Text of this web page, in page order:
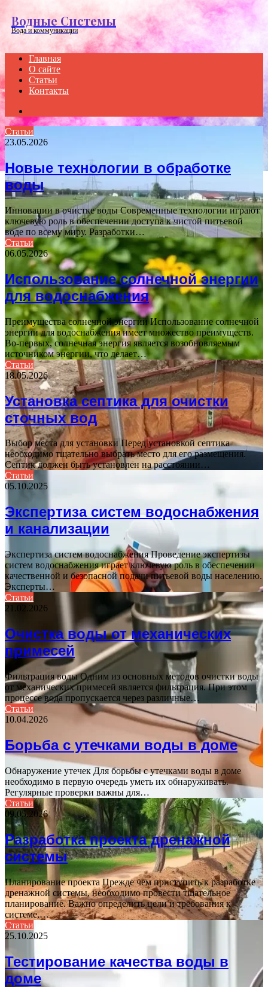
Водные Системы
Вода и коммуникации
Главная
О сайте
Статьи
Контакты
for
Статьи
23.05.2026
Новые технологии в обработке
воды
Инновации в очистке воды Современные технологии играют
ключевую роль в обеспечении доступа к чистой питьевой
воде по всему миру. Разработки…
Статьи
06.05.2026
Использование солнечной энергии
для водоснабжения
Преимущества солнечной энергии Использование солнечной
энергии для водоснабжения имеет множество преимуществ.
Во-первых, солнечная энергия является возобновляемым
источником энергии, что делает…
Статьи
18.05.2026
Установка септика для очистки
сточных вод
Выбор места для установки Перед установкой септика
необходимо тщательно выбрать место для его размещения.
Септик должен быть установлен на расстоянии…
Статьи
05.10.2025
Экспертиза систем водоснабжения
и канализации
Экспертиза систем водоснабжения Проведение экспертизы
систем водоснабжения играет ключевую роль в обеспечении
качественной и безопасной подачи питьевой воды населению.
Эксперты…
Статьи
21.02.2026
Очистка воды от механических
примесей
Фильтрация воды Одним из основных методов очистки воды
от механических примесей является фильтрация. При этом
процессе вода пропускается через различные…
Статьи
10.04.2026
Борьба с утечками воды в доме
Обнаружение утечек Для борьбы с утечками воды в доме
необходимо в первую очередь уметь их обнаруживать.
Регулярные проверки важны для…
Статьи
09.05.2026
Разработка проекта дренажной
системы
Планирование проекта Прежде чем приступить к разработке
дренажной системы, необходимо провести тщательное
планирование. Важно определить цели и требования к
системе,…
Статьи
25.10.2025
Тестирование качества воды в
доме